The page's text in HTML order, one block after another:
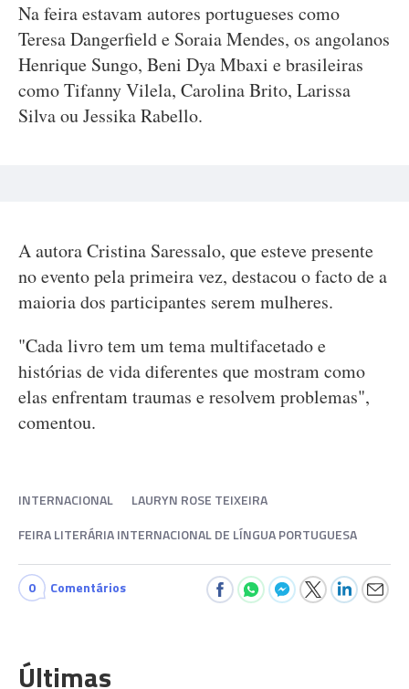
Na feira estavam autores portugueses como
Teresa Dangerfield e Soraia Mendes, os angolanos
Henrique Sungo, Beni Dya Mbaxi e brasileiras
como Tifanny Vilela, Carolina Brito, Larissa
Silva ou Jessika Rabello.
A autora Cristina Saressalo, que esteve presente
no evento pela primeira vez, destacou o facto de a
maioria dos participantes serem mulheres.
"Cada livro tem um tema multifacetado e
histórias de vida diferentes que mostram como
elas enfrentam traumas e resolvem problemas",
comentou.
INTERNACIONAL
LAURYN ROSE TEIXEIRA
FEIRA LITERÁRIA INTERNACIONAL DE LÍNGUA PORTUGUESA
0 Comentários
Últimas